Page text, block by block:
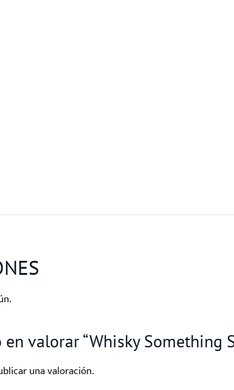
valorar “Whisky Something
una valoración.